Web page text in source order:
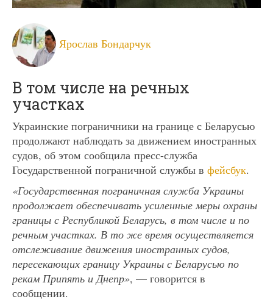
Ярослав Бондарчук
В том числе на речных
участках
Украинские пограничники на границе с Беларусью
продолжают наблюдать за движением иностранных
судов, об этом сообщила пресс-служба
Государственной пограничной службы в фейсбук.
«Государственная пограничная служба Украины
продолжает обеспечивать усиленные меры охраны
границы с Республикой Беларусь, в том числе и по
речным участках. В то же время осуществляется
отслеживание движения иностранных судов,
пересекающих границу Украины с Беларусью по
рекам Припять и Днепр», — говорится в
сообщении.